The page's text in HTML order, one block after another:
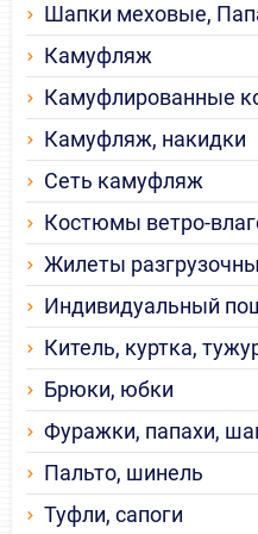
Шапки меховые,
Камуфляж
Камуфлированные
Камуфляж, накидки
Сеть камуфляж
Костюмы ветро-
Жилеты
Индивидуальный
Китель, куртка,
Брюки, юбки
Фуражки, папахи,
Пальто, шинель
Туфли, сапоги